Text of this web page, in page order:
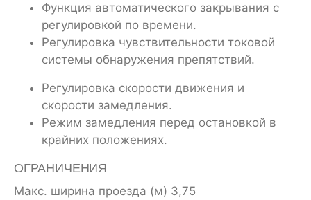
Функция автоматического закрывания с
регулировкой по времени.
Регулировка чувствительности токовой
системы обнаружения препятствий.
Регулировка скорости движения и
скорости замедления.
Режим замедления перед остановкой в
крайних положениях.
ОГРАНИЧЕНИЯ
Макс. ширина проезда (м) 3,75